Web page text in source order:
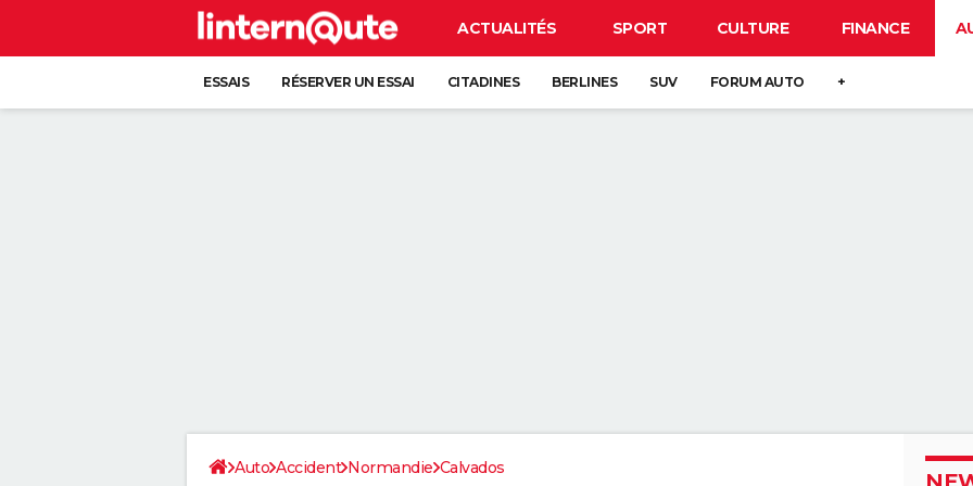
ACTUALITÉS SPORT CULTURE FINANCE
ESSAIS RÉSERVER UN ESSAI CITADINES BERLINES SUV FORUM AUTO +
Auto Accident Normandie Calvados